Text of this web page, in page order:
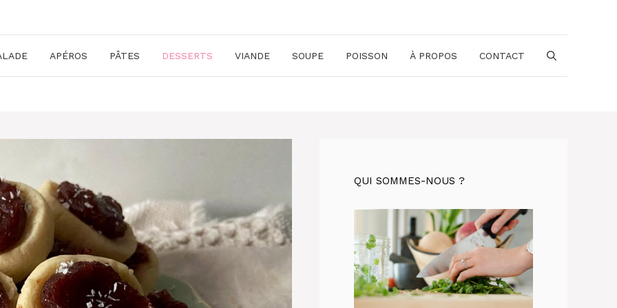
APÉROS PÂTES DESSERTS VIANDE SOUPE POISSON À PROPOS CONTACT
QUI SOMMES-NOUS ?